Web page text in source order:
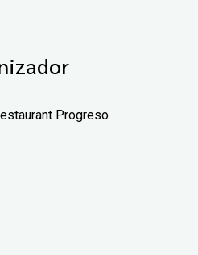
Progreso